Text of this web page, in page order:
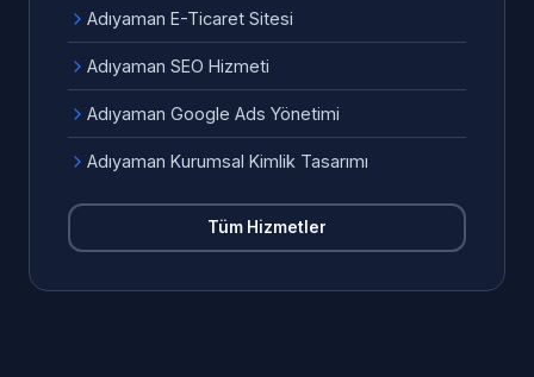
Adıyaman E-Ticaret Sitesi
Adıyaman SEO Hizmeti
Adıyaman Google Ads Yönetimi
Adıyaman Kurumsal Kimlik Tasarımı
Tüm Hizmetler